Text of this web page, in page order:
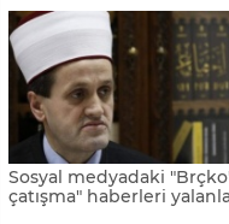
Sosyal medyadaki
çatışma" haberleri